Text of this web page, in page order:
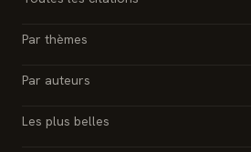
Par thèmes
Par auteurs
Les plus belles